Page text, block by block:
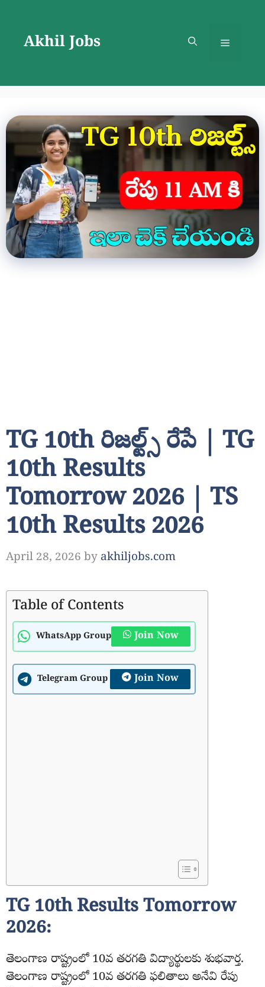
contentAkhil Jobs Menu
TG 10th రిజల్ట్స్ రేపే | TG
10th Results
Tomorrow 2026 | TS
10th Results 2026
April 28, 2026 by akhiljobs.com
Table of Contents
WhatsApp Group Join Now
Telegram Group Join Now
TG 10th Results Tomorrow
2026:
తెలంగాణ రాష్ట్రంలో 10వ తరగతి విద్యార్థులకు శుభవార్త.
తెలంగాణ రాష్ట్రంలో 10వ తరగతి ఫలితాలు అనేవి రేపు